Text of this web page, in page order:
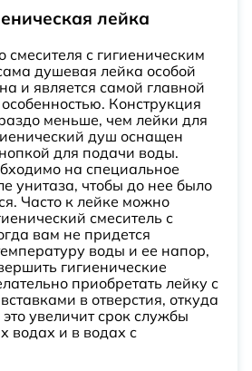
лейка
смесителя с гигиеническим
душевая лейка особой
и является самой главной
Конструкция
меньше, чем лейки для
душ оснащен
для подачи воды.
на специальное
унитаза, чтобы до нее было
Часто к лейке можно
смеситель с
вам не придется
воды и ее напор,
гигиенические
приобретать лейку с
в отверстия, откуда
увеличит срок службы
водах и в водах с